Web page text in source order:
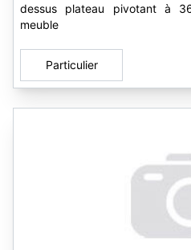
dessus plateau pivotant à
meuble
Particulier